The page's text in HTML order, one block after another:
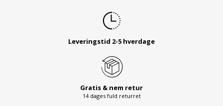
Leveringstid 2-5 hverdage
Gratis & nem retur
14 dages fuld returret